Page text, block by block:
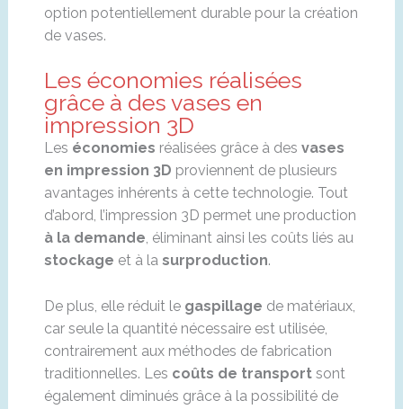
option potentiellement durable pour la création
de vases.
Les économies réalisées
grâce à des vases en
impression 3D
Les économies réalisées grâce à des vases
en impression 3D proviennent de plusieurs
avantages inhérents à cette technologie. Tout
d’abord, l’impression 3D permet une production
à la demande, éliminant ainsi les coûts liés au
stockage et à la surproduction.
De plus, elle réduit le gaspillage de matériaux,
car seule la quantité nécessaire est utilisée,
contrairement aux méthodes de fabrication
traditionnelles. Les coûts de transportsont
également diminués grâce à la possibilité de